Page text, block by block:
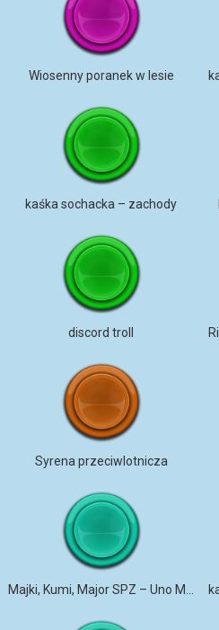
Wiosenny poranek w lesie
kaśka sochacka – zachody
discord troll
Syrena przeciwlotnicza